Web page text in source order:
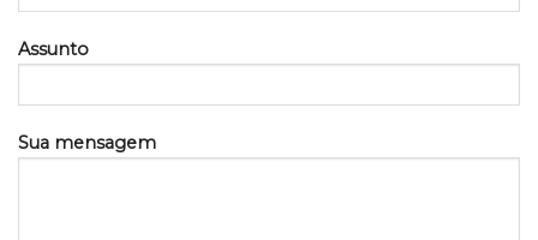
Assunto
Sua mensagem